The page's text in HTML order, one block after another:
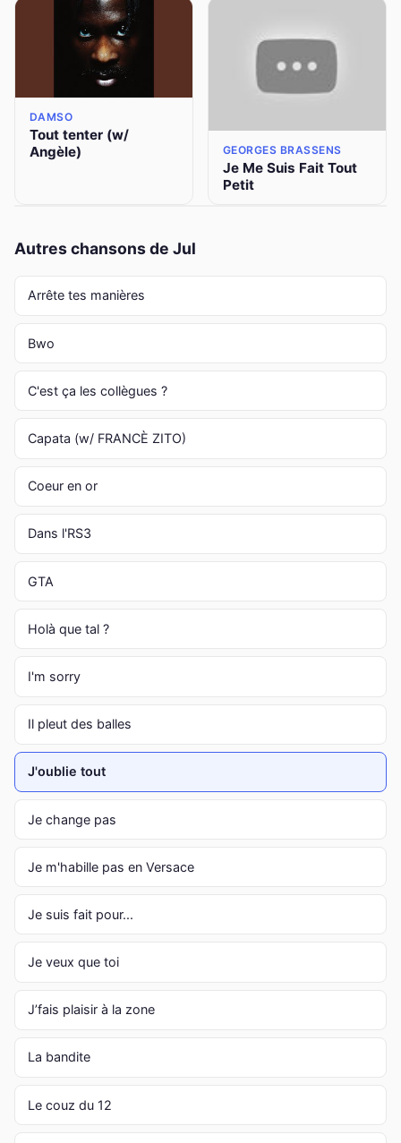
DAMSO
Tout tenter (w/
Angèle)
GEORGES BRASSENS
Je Me Suis Fait Tout
Petit
Autres chansons de Jul
Arrête tes manières
Bwo
C'est ça les collègues ?
Capata (w/ FRANCÈ ZITO)
Coeur en or
Dans l'RS3
GTA
Holà que tal ?
I'm sorry
Il pleut des balles
J'oublie tout
Je change pas
Je m'habille pas en Versace
Je suis fait pour...
Je veux que toi
J’fais plaisir à la zone
La bandite
Le couz du 12